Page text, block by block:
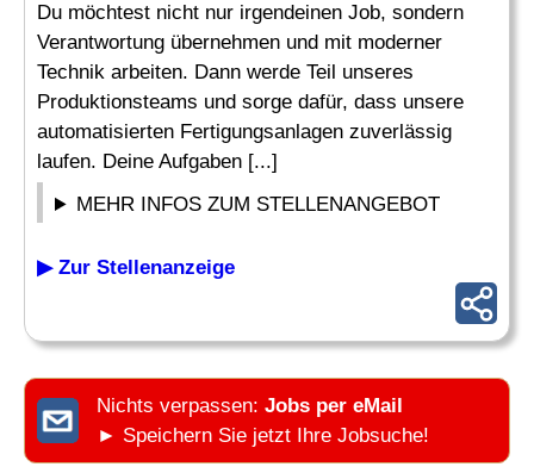
Du möchtest nicht nur irgendeinen Job, sondern
Verantwortung übernehmen und mit moderner
Technik arbeiten. Dann werde Teil unseres
Produktionsteams und sorge dafür, dass unsere
automatisierten Fertigungsanlagen zuverlässig
laufen. Deine Aufgaben [...]
MEHR INFOS ZUM STELLENANGEBOT
▶ Zur Stellenanzeige
Nichts verpassen: Jobs per eMail
► Speichern Sie jetzt Ihre Jobsuche!